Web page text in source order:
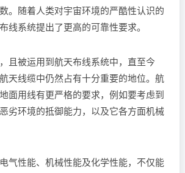
。随着人类对宇宙环境的严酷性认识的
线系统提出了更高的可靠性要求。
且被运用到航天布线系统中，直至今
天线缆中仍然占有十分重要的地位。航
面用线有更严格的要求，例如要考虑到
劣环境的抵御能力，以及它各方面机械
气性能、机械性能及化学性能，不仅能